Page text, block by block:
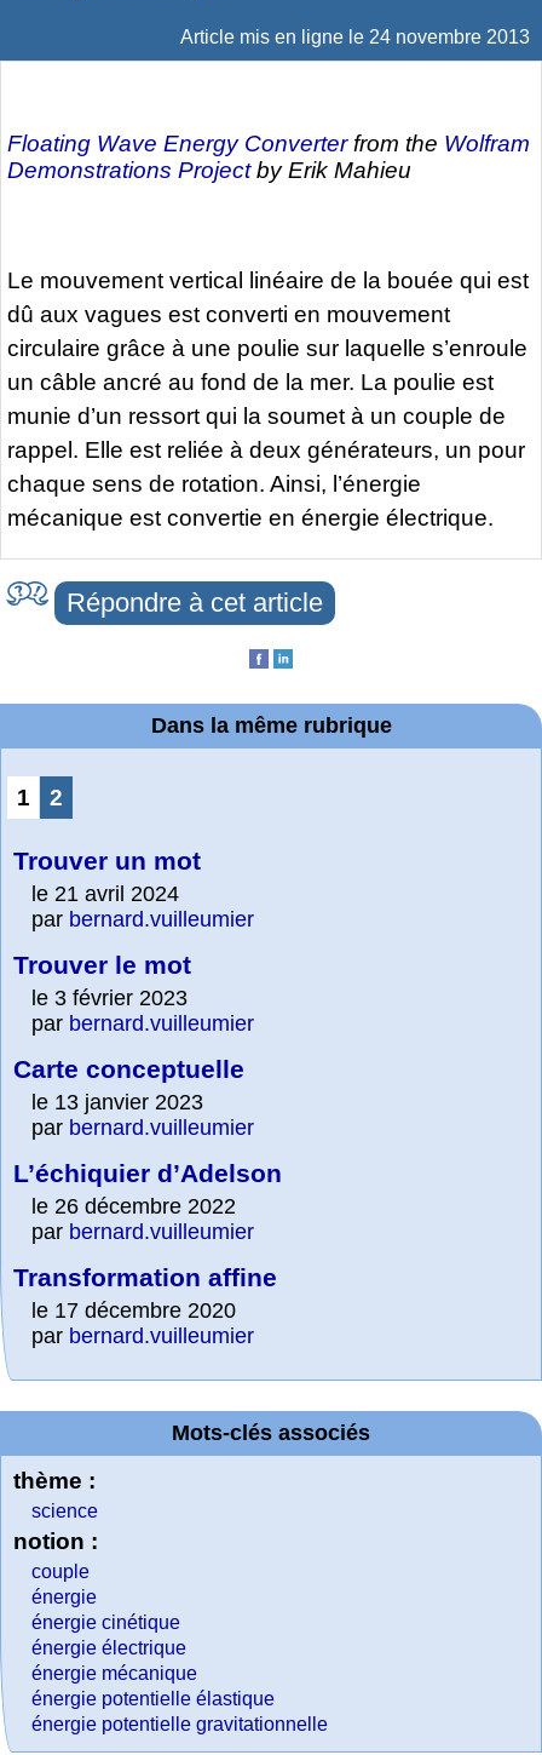
Article mis en ligne le 24 novembre 2013
Floating Wave Energy Converterfrom the Wolfram
Demonstrations Projectby Erik Mahieu
Le mouvement vertical linéaire de la bouée qui est
dû aux vagues est converti en mouvement
circulaire grâce à une poulie sur laquelle s’enroule
un câble ancré au fond de la mer. La poulie est
munie d’un ressort qui la soumet à un couple de
rappel. Elle est reliée à deux générateurs, un pour
chaque sens de rotation. Ainsi, l’énergie
mécanique est convertie en énergie électrique.
Répondre à cet article
Dans la même rubrique
1 2
Trouver un mot
le 21 avril 2024
par bernard.vuilleumier
Trouver le mot
le 3 février 2023
par bernard.vuilleumier
Carte conceptuelle
le 13 janvier 2023
par bernard.vuilleumier
L’échiquier d’Adelson
le 26 décembre 2022
par bernard.vuilleumier
Transformation affine
le 17 décembre 2020
par bernard.vuilleumier
Mots-clés associés
thème :
science
notion :
couple
énergie
énergie cinétique
énergie électrique
énergie mécanique
énergie potentielle élastique
énergie potentielle gravitationnelle